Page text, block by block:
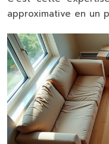
approximative en un